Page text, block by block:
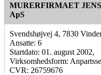
MURERFIRMAET
ApS
Svendshøjvej 4, 7830
Ansatte: 6
Startdato: 01. august 2002,
Virksomhedsform:
CVR: 26759676